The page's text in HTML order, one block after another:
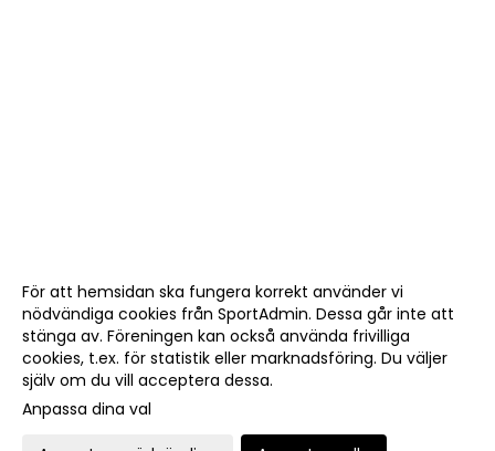
För att hemsidan ska fungera korrekt använder vi
nödvändiga cookies från SportAdmin. Dessa går inte att
stänga av. Föreningen kan också använda frivilliga
cookies, t.ex. för statistik eller marknadsföring. Du väljer
själv om du vill acceptera dessa.
Anpassa dina val